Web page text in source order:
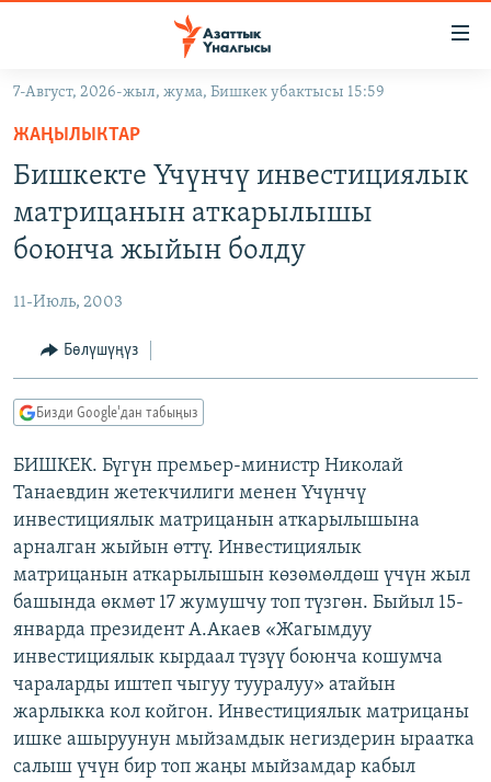
Навигацияга
өтүңүз
Издөөгө
салыңыз
МАДАНИЯТ
УКРАИНА
ТВ ПРОГРАММАЛАР
БҮГҮН АЗАТТЫКТА
ДАНИСТЕ
АЗАТТЫК+
ЫҢГАЙСЫЗ СУРООЛОР
ПОДКАСТ
ЭЕ/АРнун бардык сайттары
7-Август, 2026-жыл, жума, Бишкек убактысы 15:59
ЖАҢЫЛЫКТАР
Бишкекте Үчүнчү инвестициялык
матрицанын аткарылышы
боюнча жыйын болду
11-Июль, 2003
Бөлүшүңүз
Бизди Google'дан табыңыз
БИШКЕК. Бүгүн премьер-министр Николай
Танаевдин жетекчилиги менен Үчүнчү
инвестициялык матрицанын аткарылышына
арналган жыйын өттү. Инвестициялык
матрицанын аткарылышын көзөмөлдөш үчүн жыл
башында өкмөт 17 жумушчу топ түзгөн. Быйыл 15-
январда президент А.Акаев «Жагымдуу
инвестициялык кырдаал түзүү боюнча кошумча
чараларды иштеп чыгуу тууралуу» атайын
жарлыкка кол койгон. Инвестициялык матрицаны
ишке ашыруунун мыйзамдык негиздерин ыраатка
салыш үчүн бир топ жаңы мыйзамдар кабыл